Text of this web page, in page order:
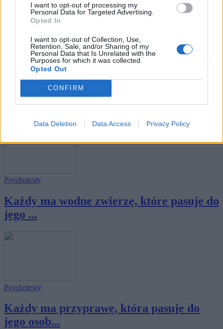
I want to opt-out of processing my
Personal Data for Targeted Advertising.
Opted In
I want to opt-out of Collection, Use,
Retention, Sale, and/or Sharing of my
Personal Data that Is Unrelated with the
Purposes for which it was collected.
Opted Out
CONFIRM
Data Deletion Data Access Privacy Policy
Rozrywka
Każdy ma kraj, który pasuje do jego
osobowośc...
Psychotesty
Każdy ma wodne zwierzę, które pasuje do
jego ...
Psychotesty
Każdy ma przyprawę, która pasuje do
jego osob...